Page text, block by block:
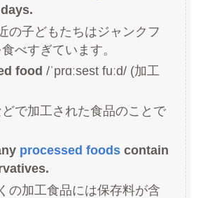
の子どもたちはジャンクフ
べすぎています。
food /ˈprɑːsest fuːd/ (加工
で加工された食品のことで
processed foods contain
の加工食品には保存料が含